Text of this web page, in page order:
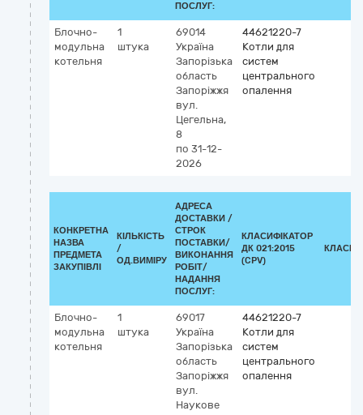
ПОСЛУГ:
Блочно-
модульна
котельня
1
штука
69014
Україна
Запорізька
область
Запоріжжя
вул.
Цегельна,
8
по 31-12-
2026
44621220-7
Котли для
систем
центрального
опалення
КОНКРЕТНА
НАЗВА
ПРЕДМЕТА
ЗАКУПІВЛІ
КІЛЬКІСТЬ
/
ОД.ВИМІРУ
АДРЕСА
ДОСТАВКИ /
СТРОК
ПОСТАВКИ/
ВИКОНАННЯ
РОБІТ/
НАДАННЯ
ПОСЛУГ:
КЛАСИФІКАТОР
ДК 021:2015
(CPV)
Блочно-
модульна
котельня
1
штука
69017
Україна
Запорізька
область
Запоріжжя
вул.
Наукове
44621220-7
Котли для
систем
центрального
опалення